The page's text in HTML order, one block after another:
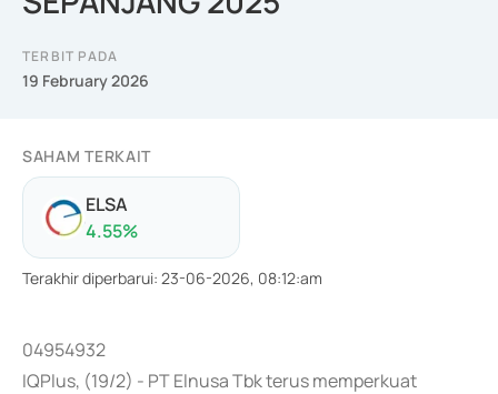
TERBIT PADA
19 February 2026
SAHAM TERKAIT
ELSA
4.55%
Terakhir diperbarui: 23-06-2026, 08:12:am
04954932
IQPlus, (19/2) - PT Elnusa Tbk terus memperkuat